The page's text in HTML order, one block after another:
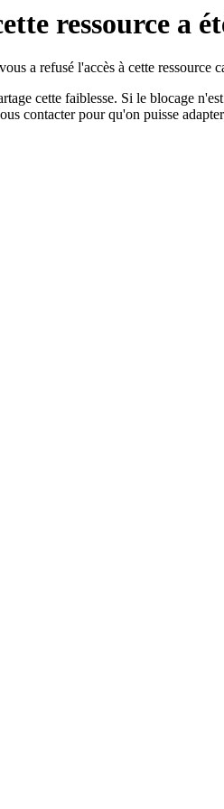
ressource a
a refusé l'accès à cette ressource
cette faiblesse. Si le blocage
contacter pour qu'on puisse